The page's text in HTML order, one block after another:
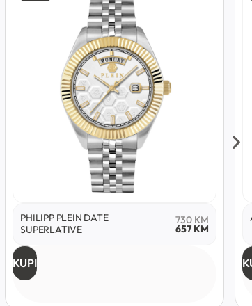
PHILIPP PLEIN DATE
SUPERLATIVE
730KM
657 KM
KUPI